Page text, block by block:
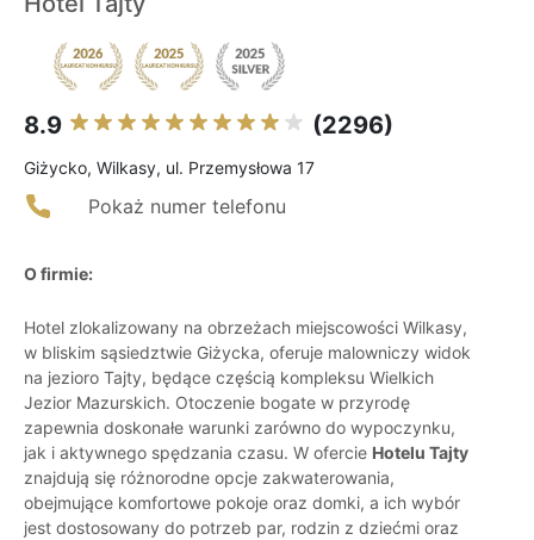
8.9 (2296)
Giżycko, Wilkasy, ul. Przemysłowa 17
Pokaż numer telefonu
O firmie:
Hotel zlokalizowany na obrzeżach miejscowości Wilkasy,
w bliskim sąsiedztwie Giżycka, oferuje malowniczy widok
na jezioro Tajty, będące częścią kompleksu Wielkich
Jezior Mazurskich. Otoczenie bogate w przyrodę
zapewnia doskonałe warunki zarówno do wypoczynku,
jak i aktywnego spędzania czasu. W ofercie Hotelu Tajty
znajdują się różnorodne opcje zakwaterowania,
obejmujące komfortowe pokoje oraz domki, a ich wybór
jest dostosowany do potrzeb par, rodzin z dziećmi oraz